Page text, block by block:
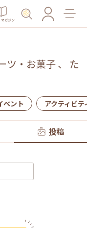
マガジン
ツ・お菓子、 た
ベント アクティビテ
投稿